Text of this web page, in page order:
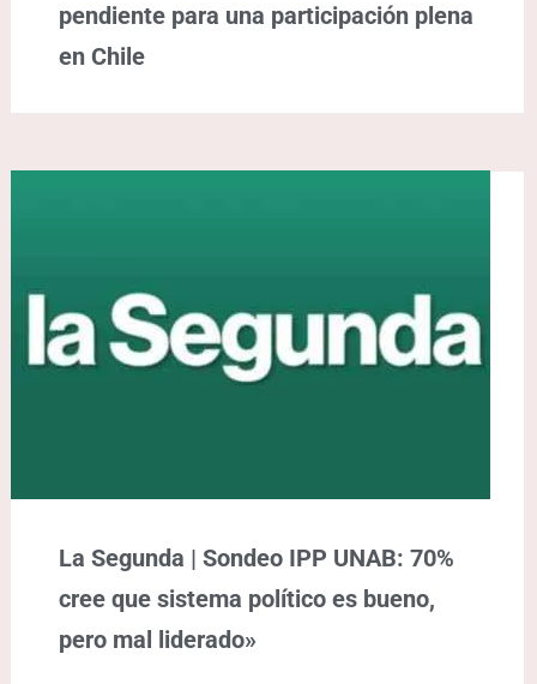
pendiente para una participación plena
en Chile
La Segunda | Sondeo IPP UNAB: 70%
cree que sistema político es bueno,
pero mal liderado»